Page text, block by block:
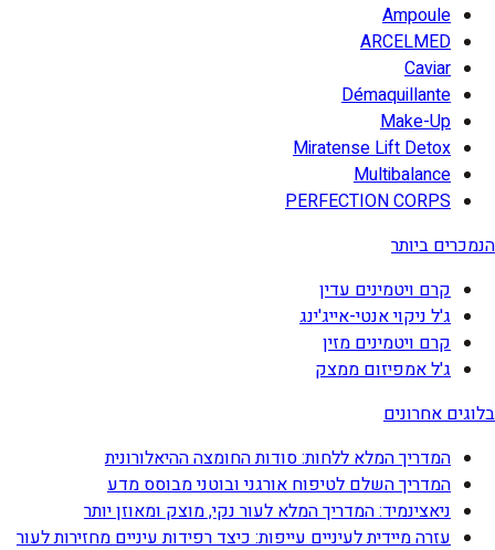
Ampoule
ARCELMED
Caviar
Démaquillante
Make-Up
Miratense Lift Detox
Multibalance
PERFECTION CORPS
הנמכרים ביותר
קרם ויטמינים עדין
ג'ל ניקוי אנטי-אייג'ינג
קרם ויטמינים מזין
ג'ל אמפיזום ממצק
בלוגים אחרונים
המדריך המלא ללחות: סודות החומצה ההיאלורונית
המדריך השלם לטיפוח אורגני ובוטני מבוסס מדע
ניאצינמיד: המדריך המלא לעור נקי, מוצק ומאוזן יותר
עזרה מיידית לעיניים עייפות: כיצד רפידות עיניים מחזירות לעור